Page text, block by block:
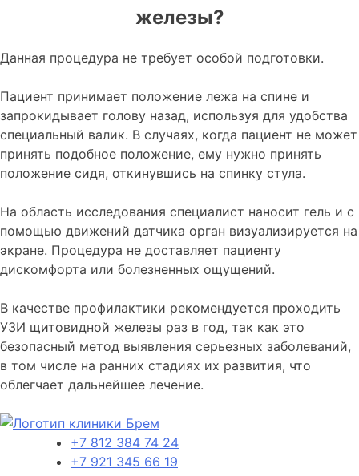
железы?
Данная процедура не требует особой подготовки.
Пациент принимает положение лежа на спине и
запрокидывает голову назад, используя для удобства
специальный валик. В случаях, когда пациент не может
принять подобное положение, ему нужно принять
положение сидя, откинувшись на спинку стула.
На область исследования специалист наносит гель и с
помощью движений датчика орган визуализируется на
экране. Процедура не доставляет пациенту
дискомфорта или болезненных ощущений.
В качестве профилактики рекомендуется проходить
УЗИ щитовидной железы раз в год, так как это
безопасный метод выявления серьезных заболеваний,
в том числе на ранних стадиях их развития, что
облегчает дальнейшее лечение.
+7 812 384 74 24
+7 921 345 66 19